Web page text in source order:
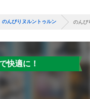
のんびりヌルントゥルン のんび
快適に！